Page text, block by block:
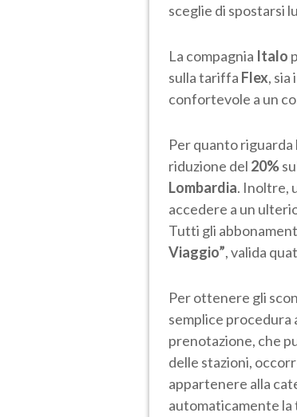
sceglie di spostarsi
La compagnia Italo
sulla tariffa Flex, sia
confortevole a un
Per quanto
riduzione del 20%
Lombardia. Inoltre,
accedere a un
Tutti gli
Viaggio”, valida
Per ottenere gli
semplice procedura
prenotazione, che
delle stazioni,
appartenere alla
automaticamente